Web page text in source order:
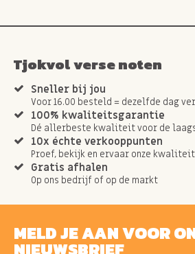
Tjokvol verse noten
Sneller bij jou
Voor 16.00 besteld = dezelfde dag
100% kwaliteitsgarantie
Dé allerbeste kwaliteit voor de
10x échte verkooppunten
Proef, bekijk en ervaar onze kwaliteit
Gratis afhalen
Op ons bedrijf of op de markt
MELD JE AAN VOOR